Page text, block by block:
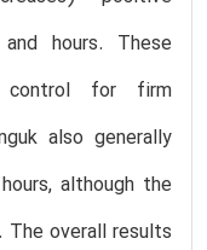
hours. These
for firm
also generally
although the
The overall results